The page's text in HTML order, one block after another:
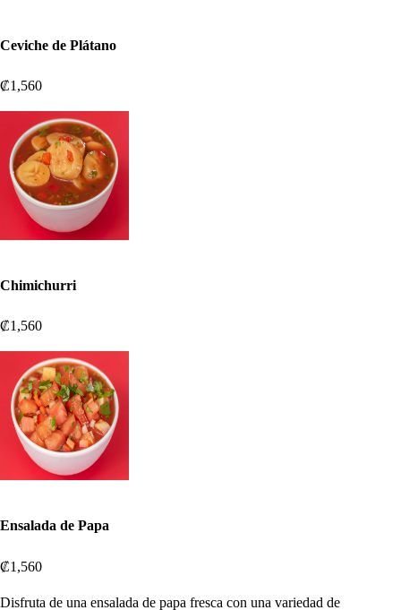
Ceviche de Plátano
₡1,560
Chimichurri
₡1,560
Ensalada de Papa
₡1,560
Disfruta de una ensalada de papa fresca con una variedad de